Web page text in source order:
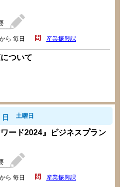
ら 毎日 産業振興課
ついて
日 土曜日
ード2024』ビジネスプラン
ら 毎日 産業振興課